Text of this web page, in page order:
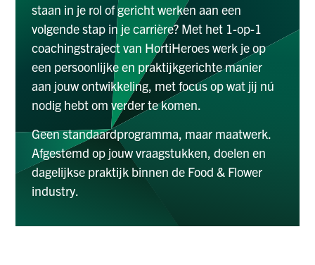
staan in je rol of gericht werken aan een
volgende stap in je carrière? Met het 1-op-1
coachingstraject van HortiHeroes werk je op
een persoonlijke en praktijkgerichte manier
aan jouw ontwikkeling, met focus op wat jij nú
nodig hebt om verder te komen.
Geen standaardprogramma, maar maatwerk.
Afgestemd op jouw vraagstukken, doelen en
dagelijkse praktijk binnen de Food & Flower
industry.